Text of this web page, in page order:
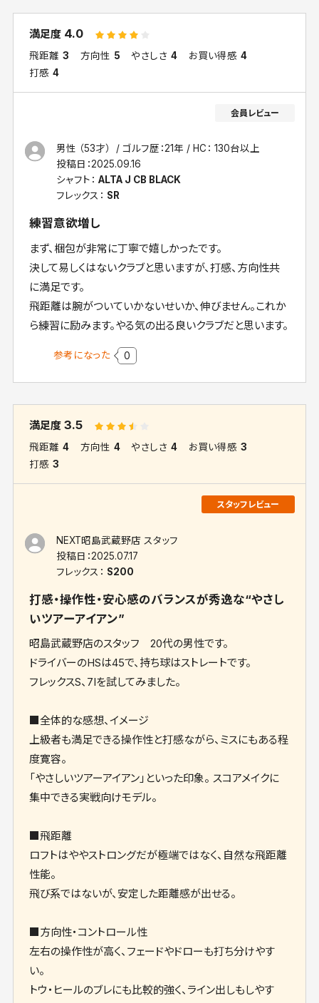
満足度 4.0
飛距離 3 方向性 5 やさしさ 4 お買い得感 4
打感 4
男性 （53才） ゴルフ歴：21年
HC： 130台以上
投稿日：2025.09.16
シャフト： ALTA J CB BLACK
フレックス： SR
練習意欲増し
まず、梱包が非常に丁寧で嬉しかったです。
決して易しくはないクラブと思いますが、打感、方向性共
に満足です。
飛距離は腕がついていかないせいか、伸びません。これか
ら練習に励みます。やる気の出る良いクラブだと思います。
参考になった 0
満足度3.5
飛距離 4 方向性 4 やさしさ 4 お買い得感 3
打感 3
NEXT昭島武蔵野店 スタッフ
投稿日：2025.07.17
フレックス： S200
打感・操作性・安心感のバランスが秀逸な“やさし
いツアーアイアン”
昭島武蔵野店のスタッフ 20代の男性です。
ドライバーのHSは45で、持ち球はストレートです。
フレックスS、7Iを試してみました。
■全体的な感想、イメージ
上級者も満足できる操作性と打感ながら、ミスにもある程
度寛容。
「やさしいツアーアイアン」といった印象。 スコアメイクに
集中できる実戦向けモデル。
■飛距離
ロフトはややストロングだが極端ではなく、自然な飛距離
性能。
飛び系ではないが、安定した距離感が出せる。
■方向性・コントロール性
左右の操作性が高く、フェードやドローも打ち分けやす
い。
トウ・ヒールのブレにも比較的強く、ライン出しもしやす